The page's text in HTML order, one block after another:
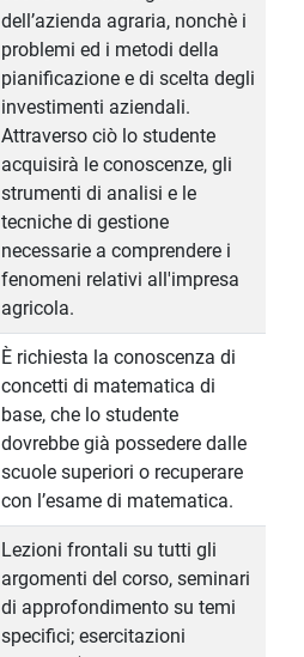
dell’azienda agraria, nonchè i
problemi ed i metodi della
pianificazione e di scelta degli
investimenti aziendali.
Attraverso ciò lo studente
acquisirà le conoscenze, gli
strumenti di analisi e le
tecniche di gestione
necessarie a comprendere i
fenomeni relativi all'impresa
agricola.
È richiesta la conoscenza di
concetti di matematica di
base, che lo studente
dovrebbe già possedere dalle
scuole superiori o recuperare
con l’esame di matematica.
Lezioni frontali su tutti gli
argomenti del corso, seminari
di approfondimento su temi
specifici; esercitazioni